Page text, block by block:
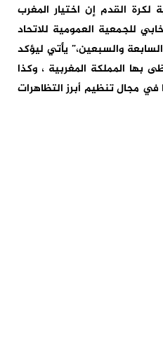
لكرة القدم إن اختيار المغرب
للجمعية العمومية للاتحاد
والسبعين،” يأتي ليؤكد
بها المملكة المغربية ، وكذا
في مجال تنظيم أبرز التظاهرات